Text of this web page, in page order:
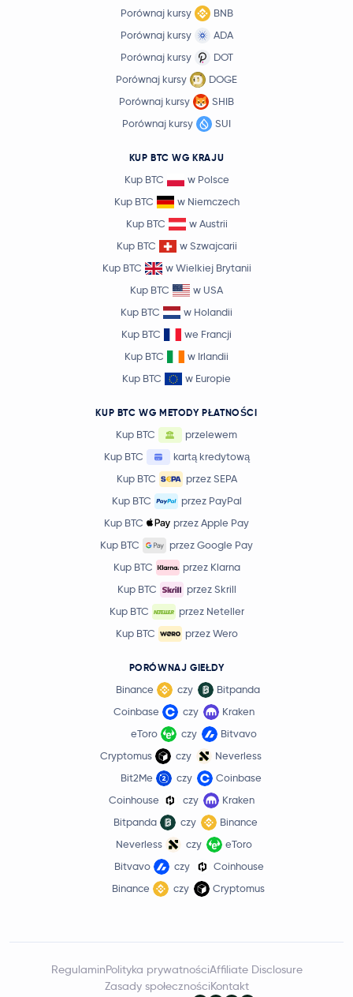
Porównaj kursy
BNB
Porównaj kursy
ADA
Porównaj kursy
DOT
Porównaj kursy
DOGE
Porównaj kursy
SHIB
Porównaj kursy
SUI
KUP BTC WG KRAJU
Kup BTC
w Polsce
Kup BTC
w Niemczech
Kup BTC
w Austrii
Kup BTC
w Szwajcarii
Kup BTC
w Wielkiej Brytanii
Kup BTC
w USA
Kup BTC
w Holandii
Kup BTC
we Francji
Kup BTC
w Irlandii
Kup BTC
w Europie
KUP BTC WG METODY PŁATNOŚCI
Kup BTC
przelewem
Kup BTC
kartą kredytową
Kup BTC
przez SEPA
Kup BTC
przez PayPal
Kup BTC
przez Apple Pay
Kup BTC
przez Google Pay
Kup BTC
przez Klarna
Kup BTC
przez Skrill
Kup BTC
przez Neteller
Kup BTC
przez Wero
PORÓWNAJ GIEŁDY
Binance czy
Bitpanda
Coinbase
czy
Kraken
eToro
czy
Bitvavo
Cryptomus
czy
Neverless
Bit2Me
czy
Coinbase
Coinhouse
czy
Kraken
Bitpanda
czy
Binance
Neverless
czy
eToro
Bitvavo
czy
Coinhouse
Binance
czy Cryptomus
RegulaminPolityka prywatnościAffiliate Disclosure
Zasady społecznościKontakt